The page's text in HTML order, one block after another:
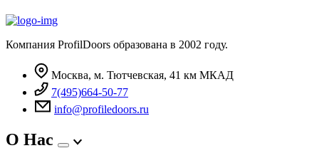
Компания ProfilDoors образована в 2002 году.
Москва, м. Тютчевская, 41 км МКАД
7(495)664-50-77
info@profiledoors.ru
О Нас